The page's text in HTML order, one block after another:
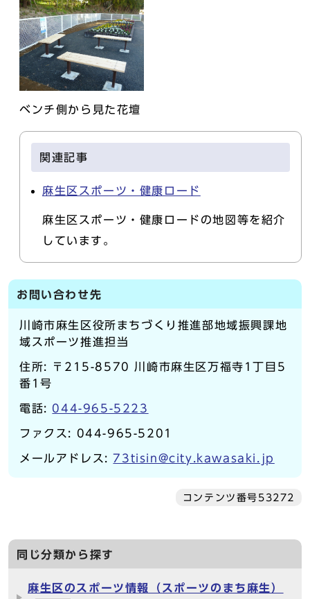
ベンチ側から見た花壇
関連記事
麻生区スポーツ・健康ロード
麻生区スポーツ・健康ロードの地図等を紹介
しています。
お問い合わせ先
川崎市麻生区役所まちづくり推進部地域振興課地
域スポーツ推進担当
住所: 〒215-8570 川崎市麻生区万福寺1丁目5
番1号
電話: 044-965-5223
ファクス: 044-965-5201
メールアドレス:73tisin@city.kawasaki.jp
コンテンツ番号53272
同じ分類から探す
麻生区のスポーツ情報（スポーツのまち麻生）